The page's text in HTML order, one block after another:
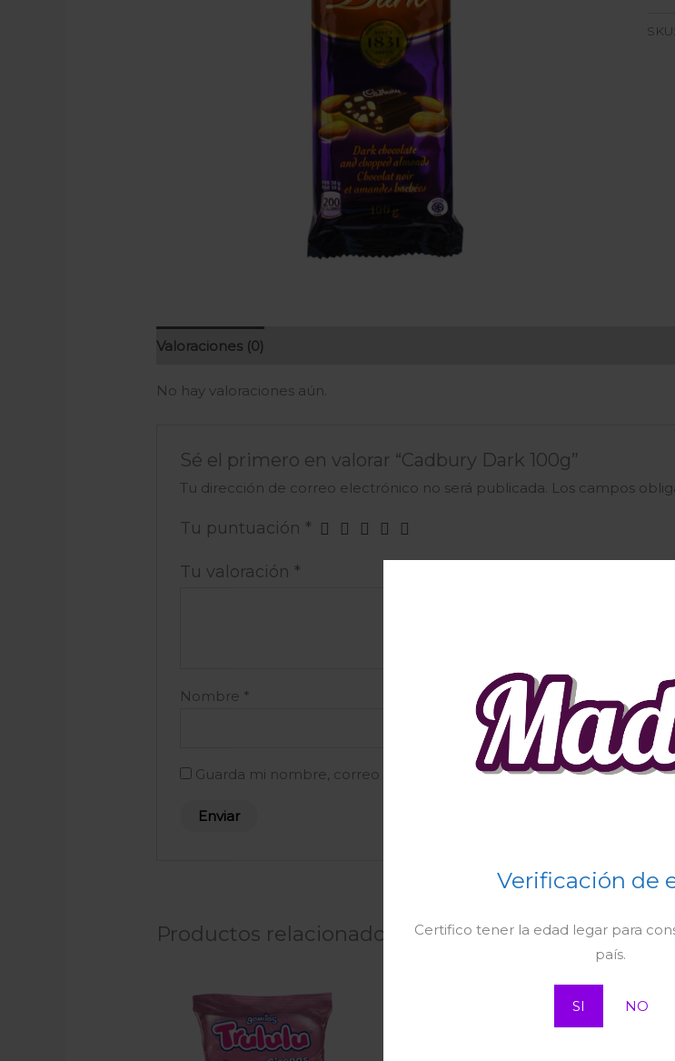
Verificación de
Certifico tener la edad legar para
país.
SI NO
SKU:
Valoraciones (0)
No hay valoraciones aún.
Sé el primero en valorar “Cadbury Dark 100g”
Tu dirección de correo electrónico no será publicada. Los campos
Tu puntuación *
Tu valoración *
Nombre *
Guarda mi nombre, correo electrónico y web en este navegador
Productos relacionados